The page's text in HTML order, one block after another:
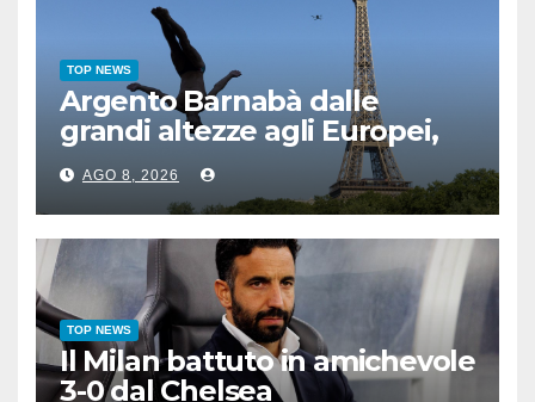
TOP NEWS
Argento Barnabà dalle
grandi altezze agli Europei,
bis azzurro dopo Cosetti
AGO 8, 2026
TOP NEWS
Il Milan battuto in amichevole
3-0 dal Chelsea